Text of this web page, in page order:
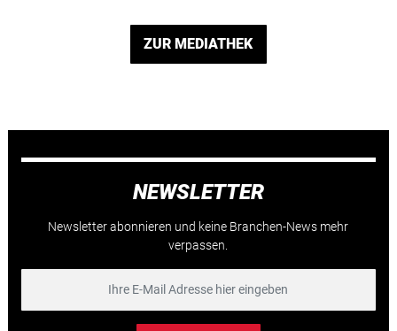
ZUR MEDIATHEK
NEWSLETTER
Newsletter abonnieren und keine Branchen-News mehr
verpassen.